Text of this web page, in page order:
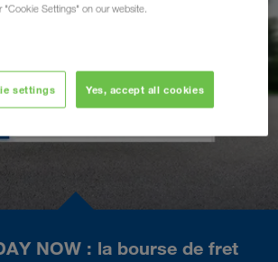
NOW : la bourse de fret
"Cookie Settings" on our website.
settings Yes, accept all cookies